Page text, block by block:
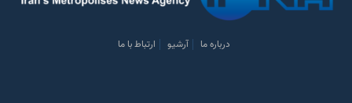
درباره ما آرشیو ارتباط با ما